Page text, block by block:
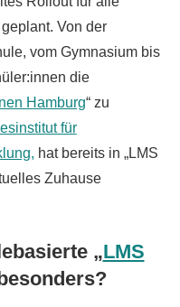
Von der
vom Gymnasium bis
die
Hamburg“ zu
für
hat bereits in „LMS
Zuhause
„LMS